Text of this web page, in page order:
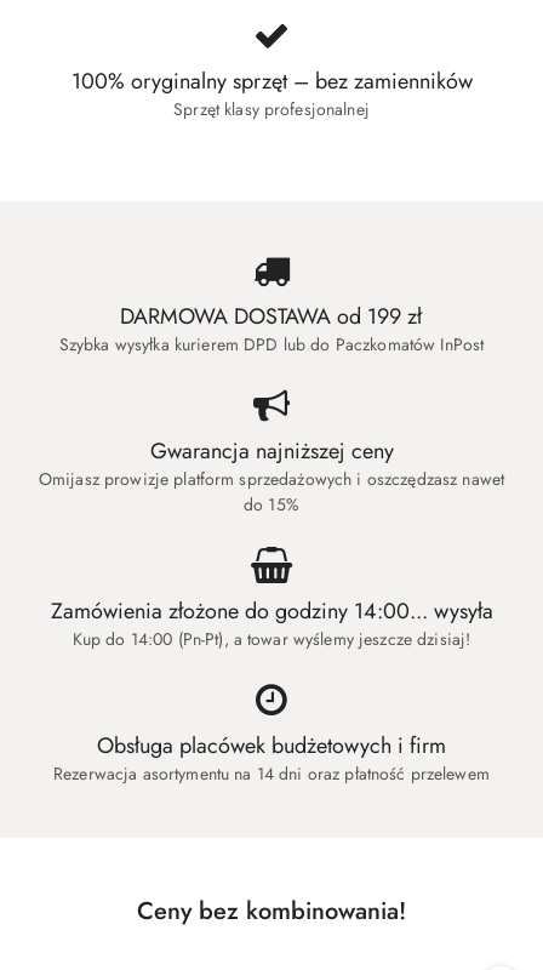
100% oryginalny sprzęt – bez zamienników
Sprzęt klasy profesjonalnej
DARMOWA DOSTAWA od 199 zł
Szybka wysyłka kurierem DPD lub do Paczkomatów InPost
Gwarancja najniższej ceny
Omijasz prowizje platform sprzedażowych i oszczędzasz nawet
do 15%
Zamówienia złożone do godziny 14:00... wysyła
Kup do 14:00 (Pn-Pt), a towar wyślemy jeszcze dzisiaj!
Obsługa placówek budżetowych i firm
Rezerwacja asortymentu na 14 dni oraz płatność przelewem
Pomiń karuzelę produktów
Produkty
Ceny bez kombinowania!